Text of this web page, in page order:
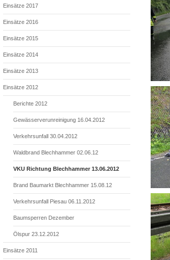
Einsätze 2017
Einsätze 2016
Einsätze 2015
Einsätze 2014
Einsätze 2013
Einsätze 2012
Berichte 2012
Gewässerverunreinigung 16.04.2012
Verkehrsunfall 30.04.2012
Waldbrand Blechhammer 02.06.12
VKU Richtung Blechhammer 13.06.2012
Brand Baumarkt Blechhammer 15.08.12
Verkehrsunfall Piesau 06.11.2012
Baumsperren Dezember
Ölspur 23.12.2012
Einsätze 2011